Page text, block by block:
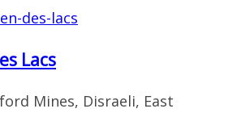
Lacs
Mines, Disraeli, East